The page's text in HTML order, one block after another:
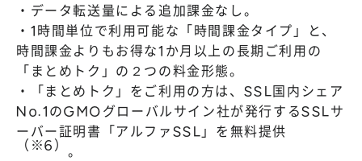
・データ転送量による追加課金なし。
・1時間単位で利用可能な「時間課金タイプ」と、
時間課金よりもお得な1か月以上の長期ご利用の
「まとめトク」の２つの料金形態。
・「まとめトク」をご利用の方は、SSL国内シェア
No.1のGMOグローバルサイン社が発行するSSLサ
ーバー証明書「アルファSSL」を無料提供
（※6） 。